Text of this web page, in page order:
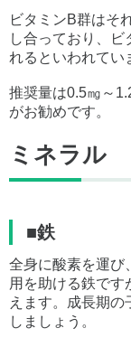
ビタミンB群はそ
し合っており、
れるといわれてい
推奨量は0.5㎎～
がお勧めです。
ミネラル
■鉄
全身に酸素を運び
用を助ける鉄です
えます。成長期
しましょう。